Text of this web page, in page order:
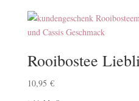
Rooibostee
10,95 €